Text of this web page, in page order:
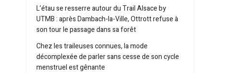
L’étau se resserre autour du Trail Alsace by
UTMB : après Dambach-la-Ville, Ottrott refuse à
son tour le passage dans sa forêt
Chez les traileuses connues, la mode
décomplexée de parler sans cesse de son cycle
menstruel est gênante